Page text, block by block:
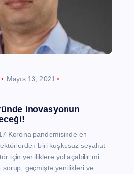
Mayıs 13, 2021
inovasyonun
Korona pandemisinde en
biri kuşkusuz seyahat
için yeniliklere yol açabilir mi
sorup, geçmişte yenilikleri ve